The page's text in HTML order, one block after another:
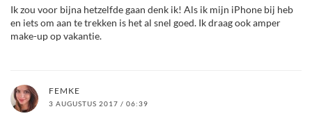
Ik zou voor bijna hetzelfde gaan denk ik! Als ik mijn iPhone bij heb
en iets om aan te trekken is het al snel goed. Ik draag ook amper
make-up op vakantie.
FEMKE
3 AUGUSTUS 2017 / 06:39